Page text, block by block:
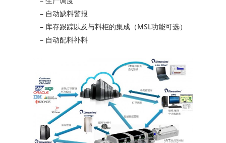
– 自动缺料警报
– 库存跟踪以及与料柜的集成（MSL功能可选）
– 自动配料补料